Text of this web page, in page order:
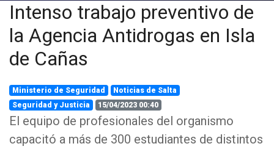
Intenso trabajo preventivo de
la Agencia Antidrogas en Isla
de Cañas
Ministerio de Seguridad
Noticias de Salta
Seguridad y Justicia
15/04/2023 00:40
El equipo de profesionales del organismo
capacitó a más de 300 estudiantes de distintos